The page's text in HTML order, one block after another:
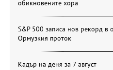
обикновените хора
S&P 500 записа нов рекорд в
Ормузкия проток
Кадър на деня за 7 август